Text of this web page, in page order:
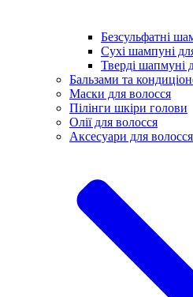
Безсульфатні
Сухі шампуні
Тверді шапмуні
Бальзами та
Маски для волосся
Пілінги шкіри голови
Олії для волосся
Аксесуари для волосся